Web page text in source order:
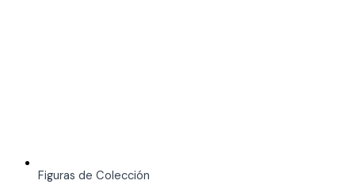
Figuras de Colección